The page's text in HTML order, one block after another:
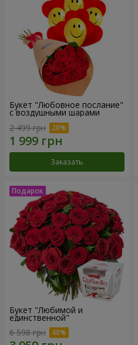
Букет "Любовное послание"
с воздушными шарами
2 499 грн
Заказать
Букет "Любимой и
единственной"
6 598 грн